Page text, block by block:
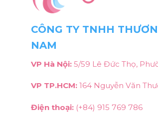
CÔNG TY TNHH
NAM
VP Hà Nội: 5/59 Lê Đức Thọ,
VP TP.HCM: 164 Nguyễn Văn
Điện thoại: (+84) 915 769 786